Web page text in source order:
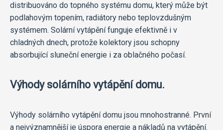
distribuováno do topného systému domu, který může být
podlahovým topením, radiátory nebo teplovzdušným
systémem. Solární vytápění funguje efektivně i v
chladných dnech, protože kolektory jsou schopny
absorbující sluneční energie i za oblačného počasí.
Výhody solárního vytápění domu.
Výhody solárního vytápění domu jsou mnohostranné. První
a nejvýznamnější je úspora energie a nákladů na vytápění.